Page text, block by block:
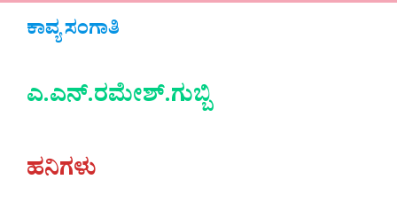
ಕಾವ್ಯ ಸಂಗಾತಿ
ಎ.ಎನ್.ರಮೇಶ್.ಗುಬ್ಬಿ
ಹನಿಗಳು